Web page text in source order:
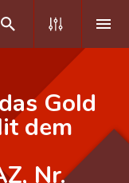
Gold
dem
Nr.